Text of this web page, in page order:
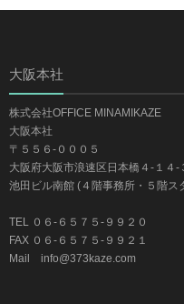
大阪本社
株式会社OFFICE MINAMIKAZE
大阪本社
〒５５６-０００５
大阪府大阪市浪速区日本橋４-１４-
池田ビル南館 (４階事務所・５階ス
TEL ０６-６５７５-９９２０
FAX ０６-６５７５-９９２１
Mail info@373kaze.com